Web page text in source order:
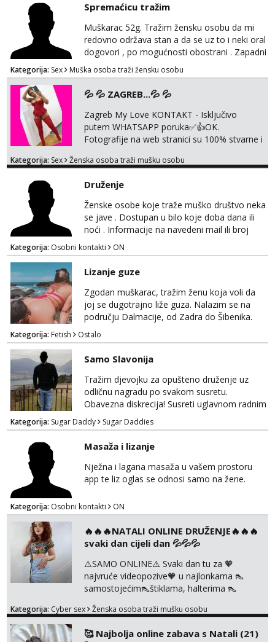
Liliana
Razgovaram :)
Tel: 064/677-677- Kod: #69
tel:0,93€ - mob:1,12€ min
Obavijesti me kada se oslobodi
Margareta
Razgovaram :)
Tel:064/677-677- Kod: #121
tel:0,93€ - mob:1,12€ min
Obavijesti me kada se oslobodi
Alisa
064/677-677
tel:0,93€ - mob:1,12€ min
Obavijesti me kada se oslobodi
Razgovaram :)
tel:0,93€ - mob:1,12€ min
Obavijesti me kada se oslobodi
Anita
Razgovaram :)
Tel:064/677-677- Kod: #87
Obavijesti me kada se oslobodi
Zara
Razgovaram :)
tel:0,93€ - mob:1,12€ min
Čekam tvoj poziv!
Spremaćicu tražim
Muškarac 52g. Tražim žensku osobu da mi
redovno održava stan a da se uz to i neki oral
dogovori , po mogućnosti obostrani . Zapadni
dio Zagreba .Javiti se prvo porukom na
WhatsApp 0958634499
Kategorija: Sex Muška osoba traži žensku osobu
💦 💦 ZAGREB...💦 💦
Zagreb My Love KONTAKT - Isključivo
putem WHATSAPP poruka✅️👍OK.
Fotografije na web stranici su 100% stvarne i
dobrodošli! Ali informacije ću vam poslati
stanu; čista kupaonica i ručnici za vas prije ili
poslije masaže, nalazim se u centru grada. 🚫
NE POZIVI ,❌️ NE SEXCAM, ❌️NE
SEXCHATTING🚫...
Kategorija: Sex Ženska osoba traži mušku osobu
Druženje
Ženske osobe koje traže muško društvo neka
se jave . Dostupan u bilo koje doba dana ili
noći . Informacije na navedeni mail ili broj
mobitela.
Kategorija: Osobni kontakti ON
Lizanje guze
Zgodan muškarac, tražim ženu koja voli da
joj se dugotrajno liže guza. Nalazim se na
području Dalmacije, od Zadra do Šibenika.
Kategorija: Fetish Ostalo
Samo Slavonija
Tražim djevojku za opušteno druženje uz
odličnu nagradu po svakom susretu.
Obavezna diskrecija! Susreti uglavnom radnim
danima tijekom dana ali nije uvjet. Samo
Slavonija. osmarios984@gmail.com
Kategorija: Sugar Daddy Sugar Daddies
Masaža i lizanje
Nježna i lagana masaža u vašem prostoru
app te liz oglas se odnosi samo na žene.
Kategorija: Osobni kontakti ON
🔥🔥🔥NATALI ONLINE DRUŽENJE🔥🔥🔥
svaki dan cijeli dan 💦💦💦
⚠️SAMO ONLINE⚠️ Svaki dan tu za 🧡
najvruće videopozive🧡 u najlonkama 👠
samostojećim👠štiklama, halterima 👠
dogovoru 🧡 Dopisivanja hot chat🧡 o
🧡 Videa🧡 solo squirt, razne anal igračke,
Kategorija: Cyber sex Ženska osoba traži mušku osobu
🥰 Najbolja online zabava s Natali (21)